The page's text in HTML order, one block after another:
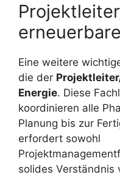
Eine weitere
die der
Energie. Diese
koordinieren alle
Planung bis zur
erfordert sowohl
solides Verständnis